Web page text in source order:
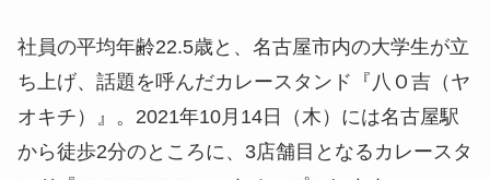
社員の平均年齢22.5歳と、名古屋市内の大学生が立
ち上げ、話題を呼んだカレースタンド『八Ｏ吉（ヤ
オキチ）』。2021年10月14日（木）には名古屋駅
から徒歩2分のところに、3店舗目となるカレースタ